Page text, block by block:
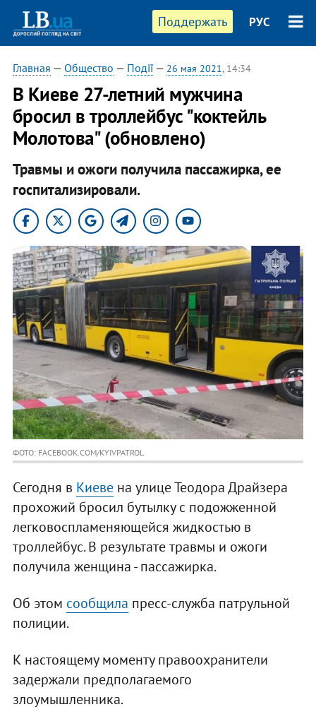
Поддержать РУС
Главная — Общество — Події— 26 мая 2021, 14:34
В Киеве 27-летний мужчина
бросил в троллейбус "коктейль
Молотова" (обновлено)
Травмы и ожоги получила пассажирка, ее
госпитализировали.
ФОТО: FACEBOOK.COM/KYIVPATROL
Сегодня в Киевена улице Теодора Драйзера
прохожий бросил бутылку с подожженной
легковоспламеняющейся жидкостью в
троллейбус. В результате травмы и ожоги
получила женщина - пассажирка.
Об этом сообщила пресс-служба патрульной
полиции.
К настоящему моменту правоохранители
задержали предполагаемого
злоумышленника.